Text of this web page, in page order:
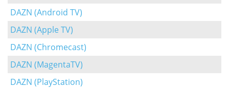
DAZN (Android TV)
DAZN (Apple TV)
DAZN (Chromecast)
DAZN (MagentaTV)
DAZN (PlayStation)